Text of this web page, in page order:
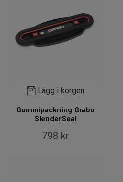
Lägg i korgen
Gummipackning Grabo
SlenderSeal
798 kr